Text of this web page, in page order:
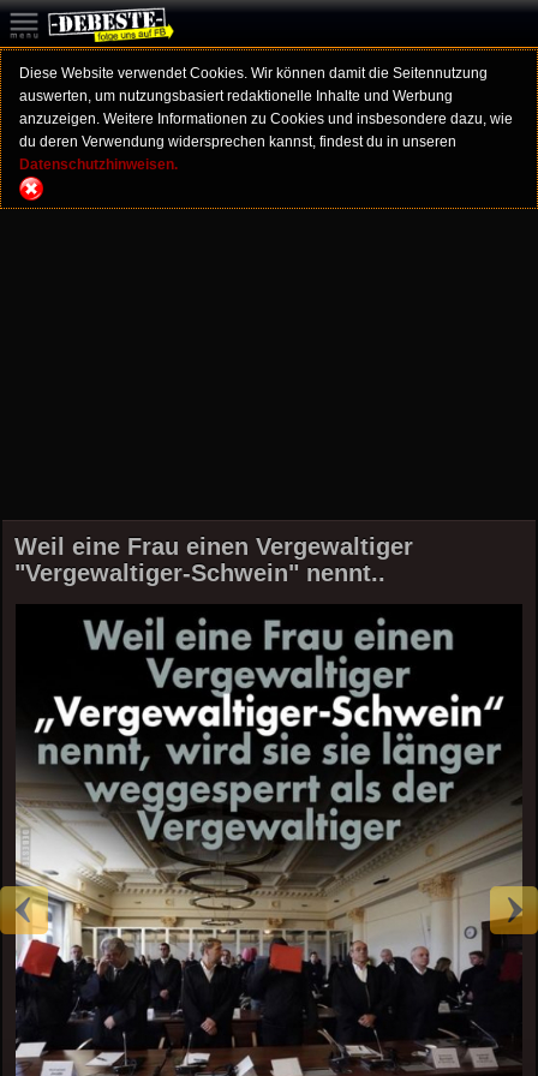
Diese Website verwendet Cookies. Wir können damit die Seitennutzung
auswerten, um nutzungsbasiert redaktionelle Inhalte und Werbung
anzuzeigen. Weitere Informationen zu Cookies und insbesondere dazu, wie
du deren Verwendung widersprechen kannst, findest du in unseren
Datenschutzhinweisen.
Weil eine Frau einen Vergewaltiger
"Vergewaltiger-Schwein" nennt..